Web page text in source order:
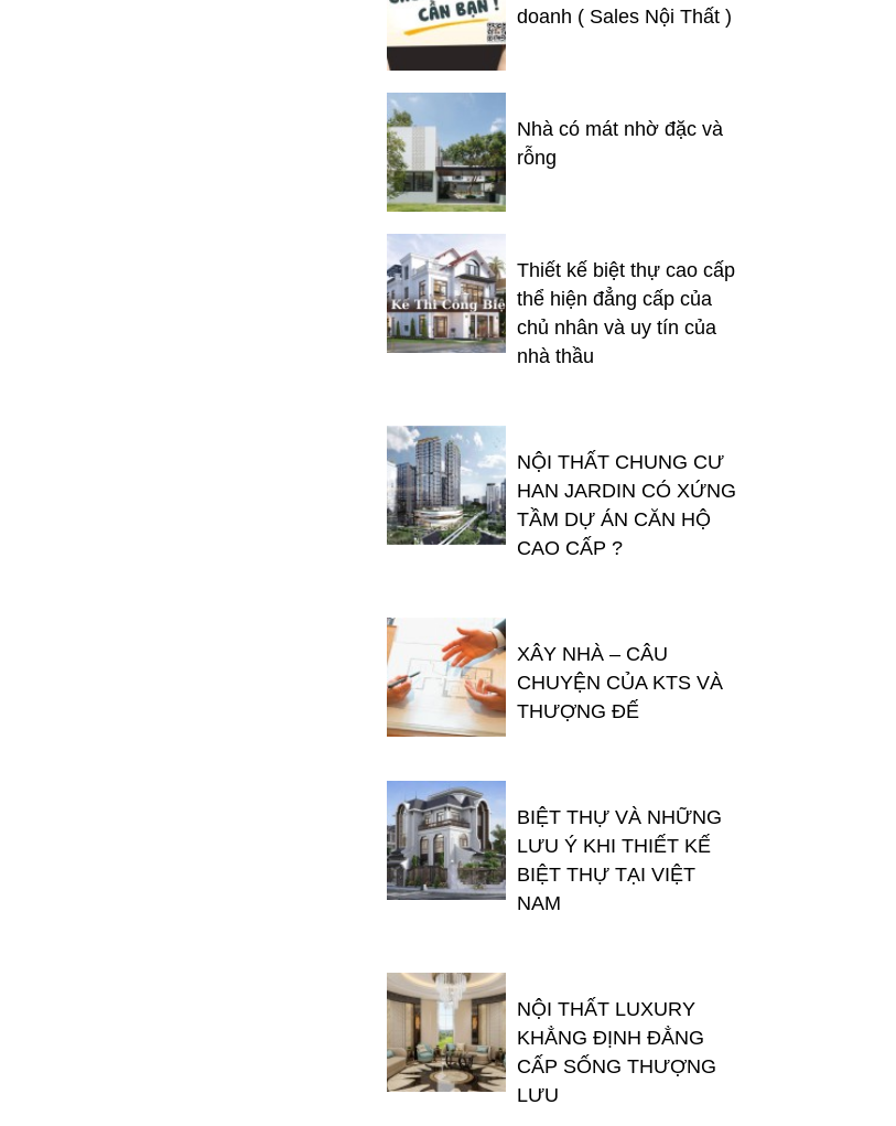
doanh ( Sales Nội Thất )
Nhà có mát nhờ đặc và
rỗng
Thiết kế biệt thự cao cấp
thể hiện đẳng cấp của
chủ nhân và uy tín của
nhà thầu
NỘI THẤT CHUNG CƯ
HAN JARDIN CÓ XỨNG
TẦM DỰ ÁN CĂN HỘ
CAO CẤP ?
XÂY NHÀ – CÂU
CHUYỆN CỦA KTS VÀ
THƯỢNG ĐẾ
BIỆT THỰ VÀ NHỮNG
LƯU Ý KHI THIẾT KẾ
BIỆT THỰ TẠI VIỆT
NAM
NỘI THẤT LUXURY
KHẲNG ĐỊNH ĐẲNG
CẤP SỐNG THƯỢNG
LƯU